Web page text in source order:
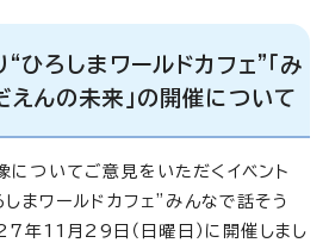
ひろしまワールドカフェ”「み
んの未来」の開催について
ついてご意見をいただくイベント
しまワールドカフェ”みんなで話そう
年11月29日（日曜日）に開催しまし